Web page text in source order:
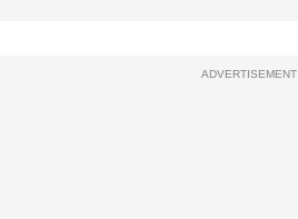
ADVERTISEMENT